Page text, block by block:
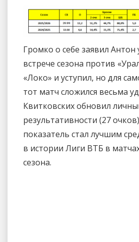
Громко о себе заявил
встрече сезона против
«Локо» и уступил, но для
тот матч сложился весьма
Квитковских обновил
результативности (27
показатель стал лучшим
в истории Лиги ВТБ в
сезона.